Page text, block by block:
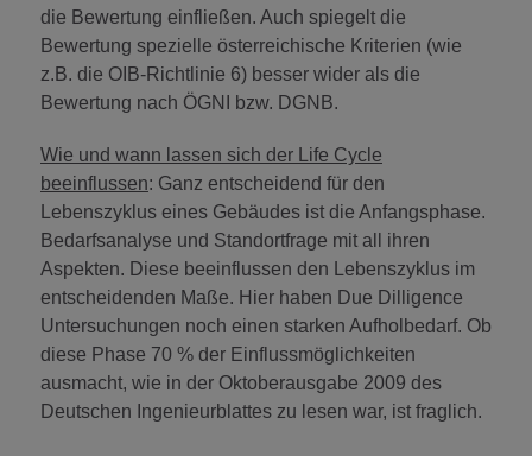
die Bewertung einfließen. Auch spiegelt die
Bewertung spezielle österreichische Kriterien (wie
z.B. die OIB-Richtlinie 6) besser wider als die
Bewertung nach ÖGNI bzw. DGNB.
Wie und wann lassen sich der Life Cycle
beeinflussen: Ganz entscheidend für den
Lebenszyklus eines Gebäudes ist die Anfangsphase.
Bedarfsanalyse und Standortfrage mit all ihren
Aspekten. Diese beeinflussen den Lebenszyklus im
entscheidenden Maße. Hier haben Due Dilligence
Untersuchungen noch einen starken Aufholbedarf. Ob
diese Phase 70 % der Einflussmöglichkeiten
ausmacht, wie in der Oktoberausgabe 2009 des
Deutschen Ingenieurblattes zu lesen war, ist fraglich.